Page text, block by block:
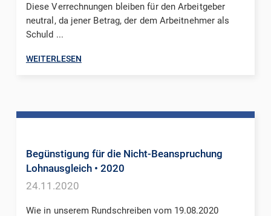
Diese Verrechnungen bleiben für den Arbeitgeber
neutral, da jener Betrag, der dem Arbeitnehmer als
Schuld ...
WEITERLESEN
Begünstigung für die Nicht-Beanspruchung
Lohnausgleich • 2020
24.11.2020
Wie in unserem Rundschreiben vom 19.08.2020